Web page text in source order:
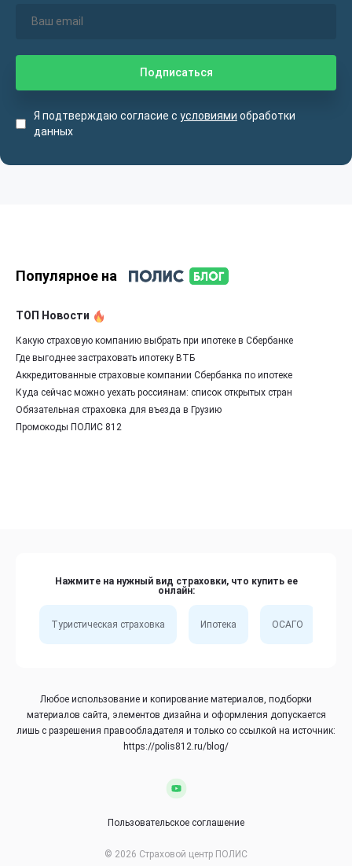
Я подтверждаю согласие с условиями обработки
данных
Популярное на
ТОП Новости
Какую страховую компанию выбрать при ипотеке в Сбербанке
Где выгоднее застраховать ипотеку ВТБ
Аккредитованные страховые компании Сбербанка по ипотеке
Куда сейчас можно уехать россиянам: список открытых стран
Обязательная страховка для въезда в Грузию
Промокоды ПОЛИС 812
Нажмите на нужный вид страховки, что купить ее
онлайн:
Туристическая страховка Ипотека ОСАГО
Любое использование и копирование материалов, подборки
материалов сайта, элементов дизайна и оформления допускается
лишь с разрешения правообладателя и только со ссылкой на источник:
https://polis812.ru/blog/
Пользовательское соглашение
© 2026 Страховой центр ПОЛИС